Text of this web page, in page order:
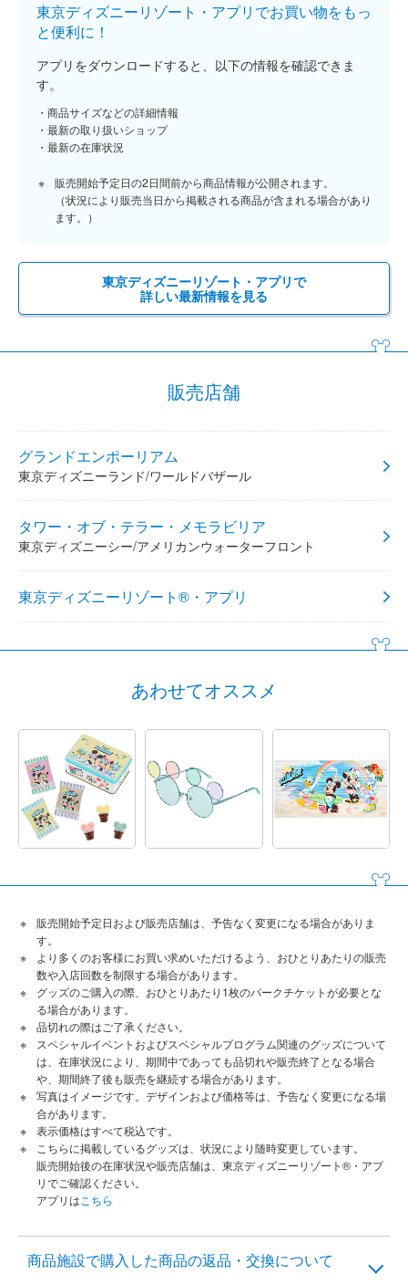
東京ディズニーリゾート・アプリでお買い物をもっ
と便利に！
アプリをダウンロードすると、以下の情報を確認できま
す。
商品サイズなどの詳細情報
最新の取り扱いショップ
最新の在庫状況
販売開始予定日の2日間前から商品情報が公開されます。
（状況により販売当日から掲載される商品が含まれる場合があり
ます。）
東京ディズニーリゾート・アプリで
詳しい最新情報を見る
販売店舗
グランドエンポーリアム
東京ディズニーランド/ワールドバザール
タワー・オブ・テラー・メモラビリア
東京ディズニーシー/アメリカンウォーターフロント
東京ディズニーリゾート®・アプリ
あわせてオススメ
販売開始予定日および販売店舗は、予告なく変更になる場合がありま
す。
より多くのお客様にお買い求めいただけるよう、おひとりあたりの販売
数や入店回数を制限する場合があります。
グッズのご購入の際、おひとりあたり1枚のパークチケットが必要とな
る場合があります。
品切れの際はご了承ください。
スペシャルイベントおよびスペシャルプログラム関連のグッズについて
は、在庫状況により、期間中であっても品切れや販売終了となる場合
や、期間終了後も販売を継続する場合があります。
写真はイメージです。デザインおよび価格等は、予告なく変更になる場
合があります。
表示価格はすべて税込です。
こちらに掲載しているグッズは、状況により随時変更しています。
販売開始後の在庫状況や販売店舗は、東京ディズニーリゾート®・アプ
リでご確認ください。
アプリは こちら
商品施設で購入した商品の返品・交換について